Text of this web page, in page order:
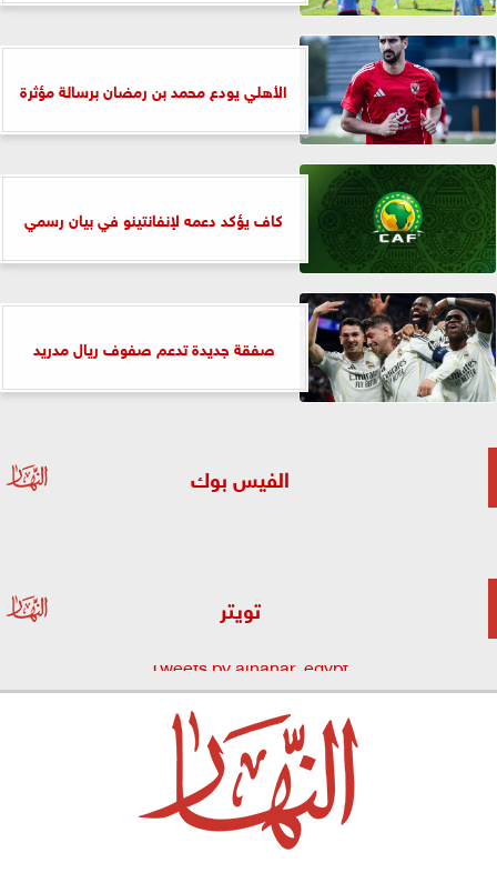
الأهلي يودع محمد بن رمضان برسالة مؤثرة
كاف يؤكد دعمه لإنفانتينو في بيان رسمي
صفقة جديدة تدعم صفوف ريال مدريد
الفيس بوك
تويتر
Tweets by alnahar_egypt